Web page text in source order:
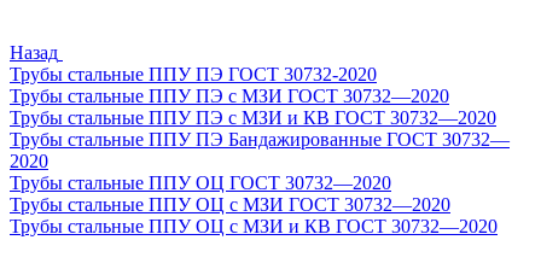
Назад
Трубы стальные ППУ ПЭ ГОСТ 30732-2020
Трубы стальные ППУ ПЭ с МЗИ ГОСТ 30732—2020
Трубы стальные ППУ ПЭ с МЗИ и КВ ГОСТ 30732—2020
Трубы стальные ППУ ПЭ Бандажированные ГОСТ 30732—
2020
Трубы стальные ППУ ОЦ ГОСТ 30732—2020
Трубы стальные ППУ ОЦ с МЗИ ГОСТ 30732—2020
Трубы стальные ППУ ОЦ с МЗИ и КВ ГОСТ 30732—2020